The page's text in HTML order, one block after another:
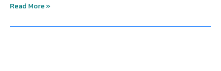
Read More »